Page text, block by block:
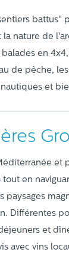
battus"
nature de
en 4x4,
de pêche,
et
et
tout en
paysages
Différentes
et
avec vins